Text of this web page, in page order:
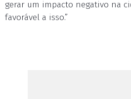
gerar um impacto negativo na
favorável a isso.”